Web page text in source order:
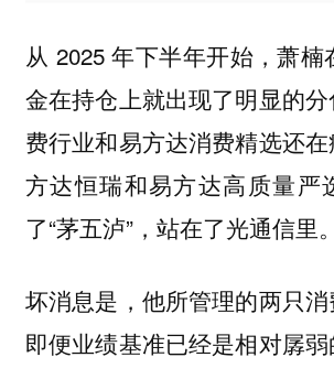
从 2025 年下半年开始，萧
金在持仓上就出现了明显的
费行业和易方达消费精选还
方达恒瑞和易方达高质量严
了“茅五泸”，站在了光通信里。
坏消息是，他所管理的两只消
即便业绩基准已经是相对孱